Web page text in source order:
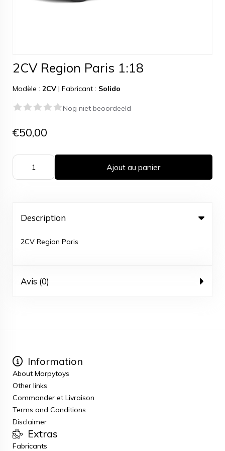
2CV Region Paris 1:18
Modèle : 2CV | Fabricant : Solido
Nog niet beoordeeld
€50,00
Ajout au panier
Description
2CV Region Paris
Avis (0)
Information
About Marpytoys
Other links
Commander et Livraison
Terms and Conditions
Disclaimer
Extras
Fabricants